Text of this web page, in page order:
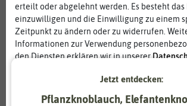
erteilt oder abgelehnt werden. Es besteht das
einzuwilligen und die Einwilligung zu einem
Zeitpunkt zu ändern oder zu widerrufen.
Informationen zur Verwendung
den Diensten erklären wir in unserer
Jetzt entdecken:
Pflanzknoblauch,